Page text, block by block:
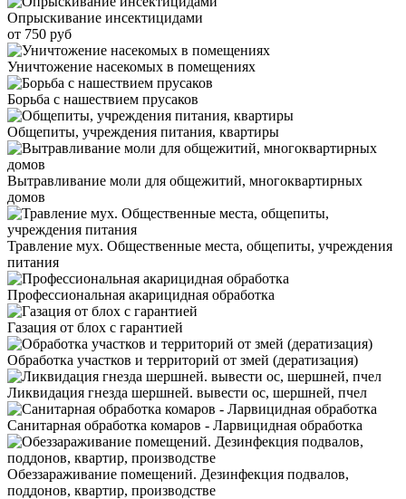
Опрыскивание инсектицидами
от 750 руб
Уничтожение насекомых в помещениях
Борьба с нашествием прусаков
Общепиты, учреждения питания, квартиры
Вытравливание моли для общежитий, многоквартирных
домов
Травление мух. Общественные места, общепиты, учреждения
питания
Профессиональная акарицидная обработка
Газация от блох с гарантией
Обработка участков и территорий от змей (дератизация)
Ликвидация гнезда шершней. вывести ос, шершней, пчел
Санитарная обработка комаров - Ларвицидная обработка
Обеззараживание помещений. Дезинфекция подвалов,
поддонов, квартир, производстве